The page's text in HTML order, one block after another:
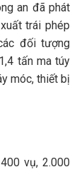
an đã phát
trái phép
đối tượng
tấn ma túy
móc, thiết bị
vụ, 2.000